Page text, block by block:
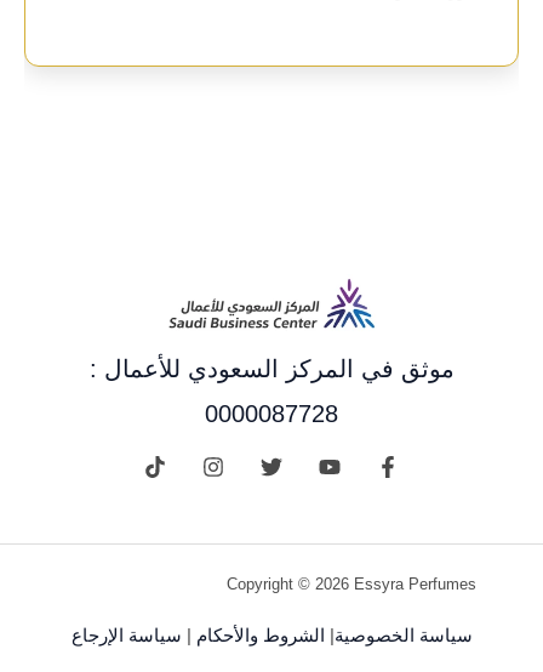
موثق في المركز السعودي للأعمال :
0000087728
Copyright © 2026 Essyra Perfumes
سياسة الخصوصية الشروط والأحكام سياسة الإرجاع